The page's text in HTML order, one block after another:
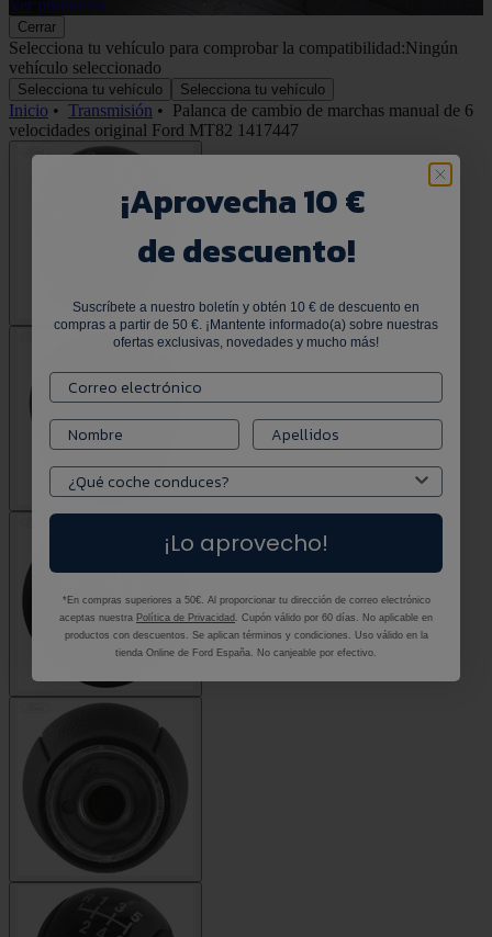
Ver productos
Cerrar
Selecciona tu vehículo para comprobar la compatibilidad:Ningún
vehículo seleccionado
Selecciona tu vehículo Selecciona tu vehículo
Inicio • Transmisión • Palanca de cambio de marchas manual de 6
velocidades original Ford MT82 1417447
¡Aprovecha 10 €
de descuento!
Suscríbete a nuestro boletín y obtén 10 € de descuento en
compras a partir de 50 €. ¡Mantente informado(a) sobre nuestras
ofertas exclusivas, novedades y mucho más!
¡Lo aprovecho!
*En compras superiores a 50€. Al proporcionar tu dirección de correo electrónico
aceptas nuestra Política de Privacidad . Cupón válido por 60 días. No aplicable en
productos con descuentos. Se aplican términos y condiciones. Uso válido en la
tienda Online de Ford España. No canjeable por efectivo.